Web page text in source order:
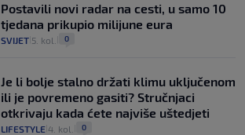
Postavili novi radar na cesti, u samo 10
tjedana prikupio milijune eura
SVIJET 5. kol. 0
Je li bolje stalno držati klimu uključenom
ili je povremeno gasiti? Stručnjaci
otkrivaju kada ćete najviše uštedjeti
LIFESTYLE 4. kol. 0